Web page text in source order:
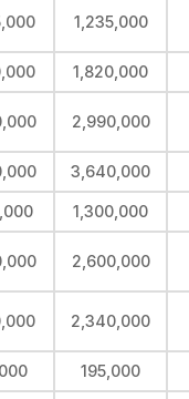
1,235,000
1,820,000
2,990,000
3,640,000
1,300,000
2,600,000
2,340,000
195,000